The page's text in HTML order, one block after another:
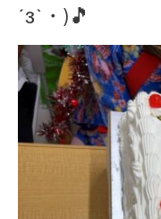
´з`・)🎵